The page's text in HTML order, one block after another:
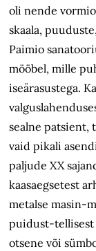
oli nende
skaala,
Paimio
mööbel, mille
iseärasustega.
sealne patsient,
vaid pikali
paljude XX
kaasaegsetest
metalse masin-
puidust-tellisest
otsene või